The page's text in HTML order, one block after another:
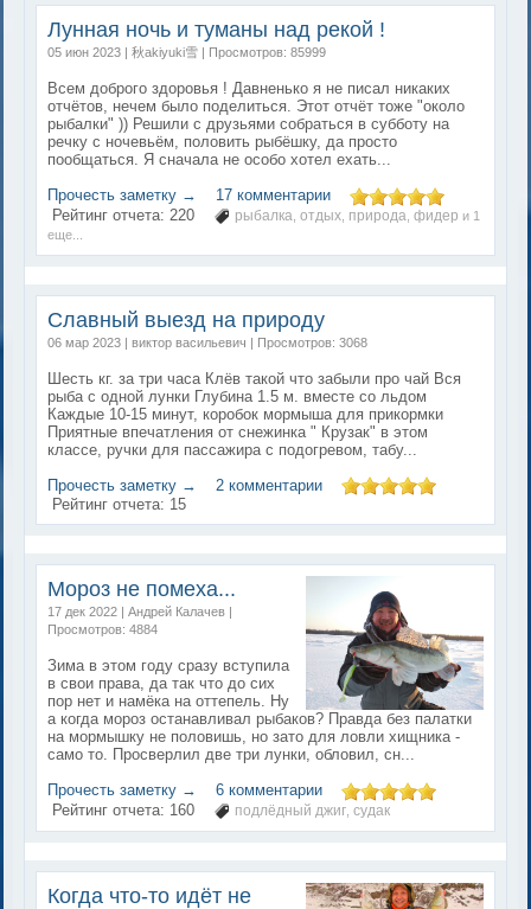
Лунная ночь и туманы над рекой !
05 июн 2023 | 秋akiyuki雪 | Просмотров: 85999
Всем доброго здоровья ! Давненько я не писал никаких
отчётов, нечем было поделиться. Этот отчёт тоже "около
рыбалки" )) Решили с друзьями собраться в субботу на
речку с ночевьём, половить рыбёшку, да просто
пообщаться. Я сначала не особо хотел ехать...
Прочесть заметку →
17 комментарии
Рейтинг отчета: 220 рыбалка ,отдых природа ,фидер и 1
еще...
Славный выезд на природу
06 мар 2023 | виктор васильевич | Просмотров: 3068
Шесть кг. за три часа Клёв такой что забыли про чай Вся
рыба с одной лунки Глубина 1.5 м. вместе со льдом
Каждые 10-15 минут, коробок мормыша для прикормки
Приятные впечатления от снежинка " Крузак" в этом
классе, ручки для пассажира с подогревом, табу...
Прочесть заметку →
2 комментарии
Рейтинг отчета: 15
Мороз не помеха...
17 дек 2022 | Андрей Калачев |
Просмотров: 4884
Зима в этом году сразу вступила
в свои права, да так что до сих
пор нет и намёка на оттепель. Ну
а когда мороз останавливал рыбаков? Правда без палатки
на мормышку не половишь, но зато для ловли хищника -
само то. Просверлил две три лунки, обловил, сн...
Прочесть заметку →
6 комментарии
Рейтинг отчета: 160 подлёдный джиг ,судак
Когда что-то идёт не